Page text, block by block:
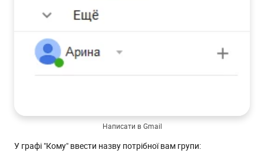
Написати в Gmail
У графі "Кому" ввести назву потрібної вам групи: